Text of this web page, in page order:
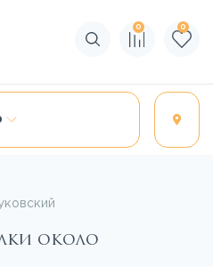
Поиск по сайту
0 0
около